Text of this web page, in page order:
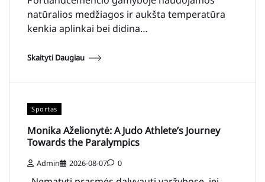
natūralios medžiagos ir aukšta temperatūra
kenkia aplinkai bei didina…
Skaityti Daugiau
Sportas
Monika Aželionytė: A Judo Athlete’s Journey
Towards the Paralympics
Admin 2026-08-07 0